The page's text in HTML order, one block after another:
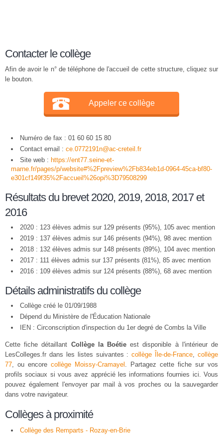
Contacter le collège
Afin de avoir le n° de téléphone de l'accueil de cette structure, cliquez sur
le bouton.
Appeler ce collège
Numéro de fax : 01 60 60 15 80
Contact email : ce.0772191n@ac-creteil.fr
Site web : https://ent77.seine-et-
marne.fr/pages/p/website#%2Fpreview%2Fb834eb1d-0964-45ca-bf80-
e301cf149f35%2Faccueil%26opi%3D79508299
Résultats du brevet 2020, 2019, 2018, 2017 et
2016
2020 : 123 élèves admis sur 129 présents (95%), 105 avec mention
2019 : 137 élèves admis sur 146 présents (94%), 98 avec mention
2018 : 132 élèves admis sur 148 présents (89%), 104 avec mention
2017 : 111 élèves admis sur 137 présents (81%), 85 avec mention
2016 : 109 élèves admis sur 124 présents (88%), 68 avec mention
Détails administratifs du collège
Collège créé le 01/09/1988
Dépend du Ministère de l'Éducation Nationale
IEN : Circonscription d'inspection du 1er degré de Combs la Ville
Cette fiche détaillant Collège la Boétie est disponible à l'intérieur de
LesColleges.fr dans les listes suivantes :collège Île-de-France, collège
77, ou encore collège Moissy-Cramayel . Partagez cette fiche sur vos
profils sociaux si vous avez apprécié les informations fournies ici. Vous
pouvez également l'envoyer par mail à vos proches ou la sauvegarder
dans votre navigateur.
Collèges à proximité
Collège des Remparts - Rozay-en-Brie